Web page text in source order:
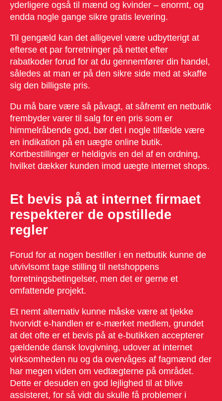
yderligere også til mænd og kvinder – enormt, og
endda nogle gange sikre gratis levering.
Til gengæld kan det alligevel være udbytterigt at
efterse et par forretninger på nettet efter
rabatkoder forud for at du gennemfører din handel,
således at man er på den sikre side med at skaffe
sig den billigste pris.
Du må bare være så påvagt, at såfremt en netbutik
frembyder varer til salg for en pris som er
himmelråbende god, bør det i nogle tilfælde være
en indikation på en uægte online butik.
Kortbestillinger er heldigvis en del af en ordning,
hvilket dækker kunden imod uægte internet shops.
Et bevis på at internet firmaet
respekterer de opstillede
regler
Forud for at nogen bestiller i en netbutik kunne de
utvivlsomt tage stilling til netshoppens
forretningsbetingelser, men det er gerne et
omfattende projekt.
Et nemt alternativ kunne måske være at tjekke
hvorvidt e-handlen er e-mærket medlem, grundet
at det ofte er et bevis på at e-butikken accepterer
gældende dansk lovgivning, udover at internet
virksomheden nu og da overvåges af fagmænd der
har megen viden om vedtægterne på området.
Dette er desuden en god lejlighed til at blive
assisteret, for så vidt du skulle få problemer i